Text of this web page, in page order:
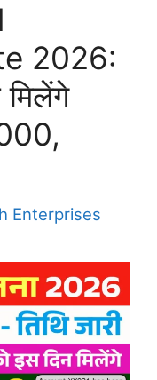
2026:
मिलेंगे
Enterprises